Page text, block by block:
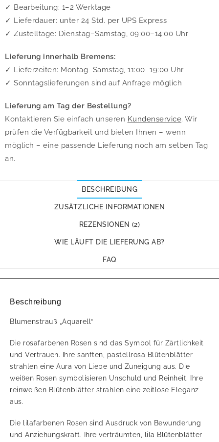
✓ Bearbeitung: 1–2 Werktage
✓ Lieferdauer: unter 24 Std. per UPS Express
✓ Zustelltage: Dienstag–Samstag, 09:00–14:00 Uhr
Lieferung innerhalb Bremens:
✓ Lieferzeiten: Montag–Samstag, 11:00–19:00 Uhr
✓ Sonntagslieferungen sind auf Anfrage möglich
Lieferung am Tag der Bestellung?
Kontaktieren Sie einfach unseren Kundenservice. Wir
prüfen die Verfügbarkeit und bieten Ihnen – wenn
möglich – eine passende Lieferung noch am selben Tag
an.
BESCHREIBUNG
ZUSÄTZLICHE INFORMATIONEN
REZENSIONEN (2)
WIE LÄUFT DIE LIEFERUNG AB?
FAQ
Beschreibung
Blumenstrauß „Aquarell“
Die rosafarbenen Rosen sind das Symbol für Zärtlichkeit
und Vertrauen. Ihre sanften, pastellrosa Blütenblätter
strahlen eine Aura von Liebe und Zuneigung aus. Die
weißen Rosen symbolisieren Unschuld und Reinheit. Ihre
reinweißen Blütenblätter strahlen eine zeitlose Eleganz
aus.
Die lilafarbenen Rosen sind Ausdruck von Bewunderung
und Anziehungskraft. Ihre verträumten, lila Blütenblätter